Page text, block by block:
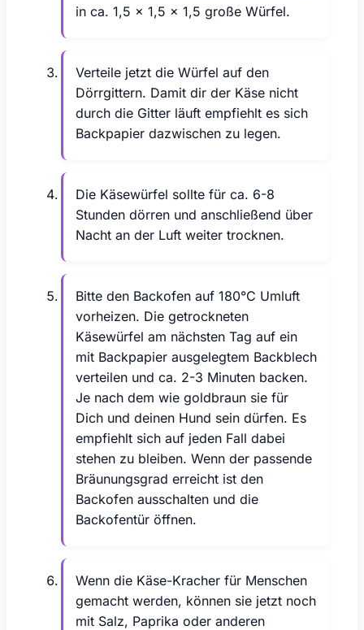
in ca. 1,5 x 1,5 x 1,5 große Würfel.
Verteile jetzt die Würfel auf den
Dörrgittern. Damit dir der Käse nicht
durch die Gitter läuft empfiehlt es sich
Backpapier dazwischen zu legen.
Die Käsewürfel sollte für ca. 6-8
Stunden dörren und anschließend über
Nacht an der Luft weiter trocknen.
Bitte den Backofen auf 180°C Umluft
vorheizen. Die getrockneten
Käsewürfel am nächsten Tag auf ein
mit Backpapier ausgelegtem Backblech
verteilen und ca. 2-3 Minuten backen.
Je nach dem wie goldbraun sie für
Dich und deinen Hund sein dürfen. Es
empfiehlt sich auf jeden Fall dabei
stehen zu bleiben. Wenn der passende
Bräunungsgrad erreicht ist den
Backofen ausschalten und die
Backofentür öffnen.
Wenn die Käse-Kracher für Menschen
gemacht werden, können sie jetzt noch
mit Salz, Paprika oder anderen